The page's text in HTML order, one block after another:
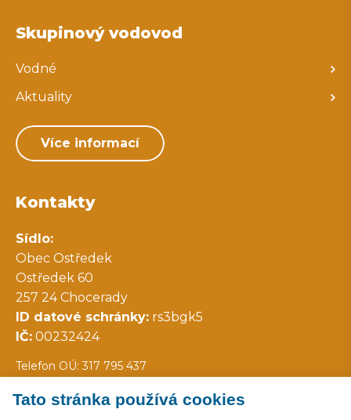
Tato stránka používá cookies
Skupinový vodovod
Vodné
Aktuality
Více informací
Kontakty
Sídlo:
Obec Ostředek
Ostředek 60
257 24 Chocerady
ID datové schránky: rs3bgk5
IČ: 00232424
Telefon OÚ: 317 795 437
Všechny kontakty